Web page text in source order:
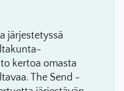
järjestetyssä
kertoa omasta
The Send -